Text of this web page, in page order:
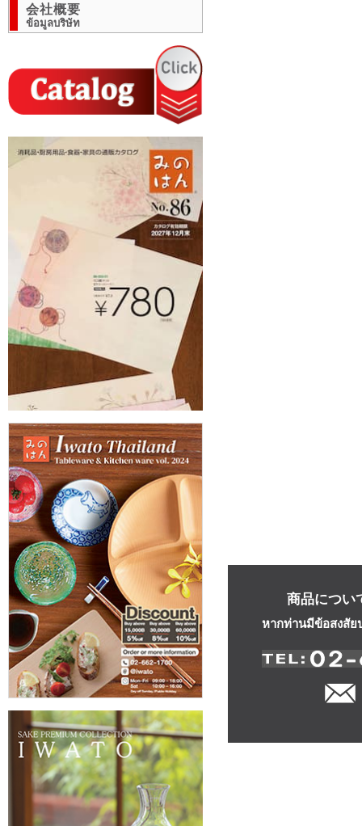
会社概要
ข้อมูลบริษัท
商品につい
หากท่านมีข้อสงสัย